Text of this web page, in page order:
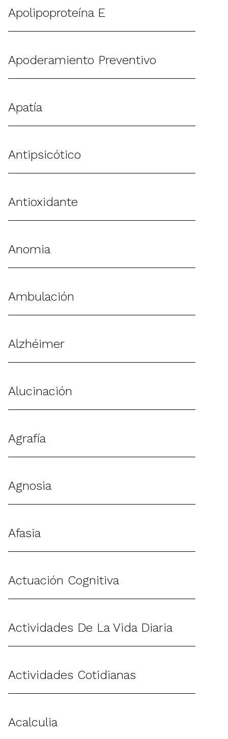
Apolipoproteína E
Apoderamiento Preventivo
Apatía
Antipsicótico
Antioxidante
Anomia
Ambulación
Alzhéimer
Alucinación
Agrafía
Agnosia
Afasia
Actuación Cognitiva
Actividades De La Vida Diaria
Actividades Cotidianas
Acalculia